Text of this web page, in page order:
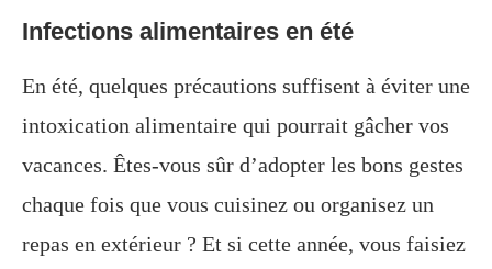
Infections alimentaires en été
En été, quelques précautions suffisent à éviter une
intoxication alimentaire qui pourrait gâcher vos
vacances. Êtes-vous sûr d’adopter les bons gestes
chaque fois que vous cuisinez ou organisez un
repas en extérieur ? Et si cette année, vous faisiez